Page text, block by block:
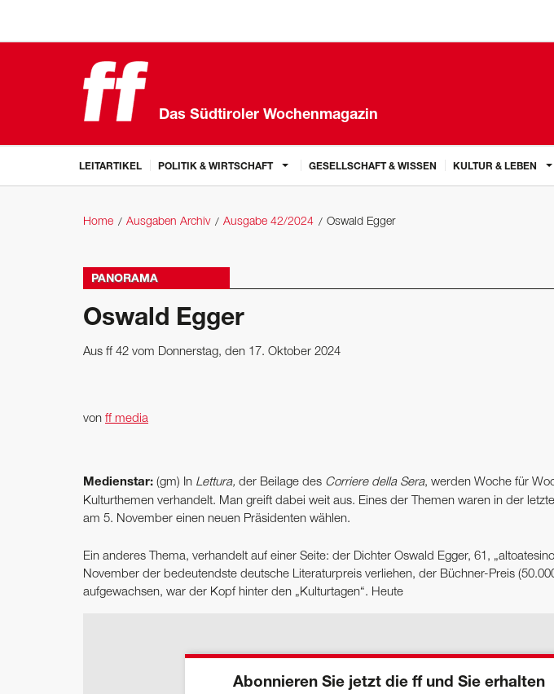
Das Südtiroler Wochenmagazin
LEITARTIKEL POLITIK & WIRTSCHAFT GESELLSCHAFT & WISSEN KULTUR & LEBEN
Home Ausgaben Archiv Ausgabe 42/2024 Oswald Egger
PANORAMA
Oswald Egger
Aus ff 42 vom Donnerstag, den 17. Oktober 2024
von ff media
Medienstar: (gm) In Lettura, der Beilage des Corriere della Sera, werden Woche für
Kulturthemen verhandelt. Man greift dabei weit aus. Eines der Themen waren in der
am 5. November einen neuen Präsidenten wählen.
Ein anderes Thema, verhandelt auf einer Seite: der Dichter Oswald Egger, 61,
November der bedeutendste deutsche Literaturpreis verliehen, der Büchner-Preis
aufgewachsen, war der Kopf hinter den „Kulturtagen“. Heute
Abonnieren Sie jetzt die ff und Sie erhalten